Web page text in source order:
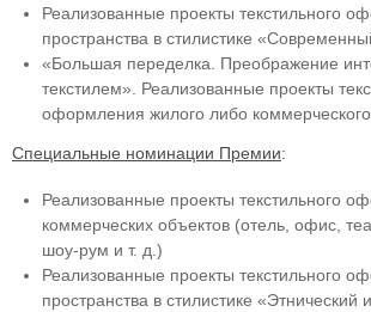
Реализованные проекты текстильного
пространства в стилистике
«Большая переделка. Преображение
текстилем». Реализованные проекты
оформления жилого либо коммерческого
Специальные номинации Премии:
Реализованные проекты текстильного
коммерческих объектов (отель, офис,
шоу-рум и т. д.)
Реализованные проекты текстильного
пространства в стилистике «Этнический